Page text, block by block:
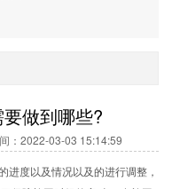
做到哪些?
：2022-03-03 15:14:59
进度以及情况以及的进行调整，